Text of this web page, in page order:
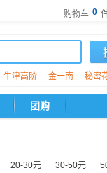
购物车 0
牛津高阶 金一南 秘密
团购
20-30元 30-50元